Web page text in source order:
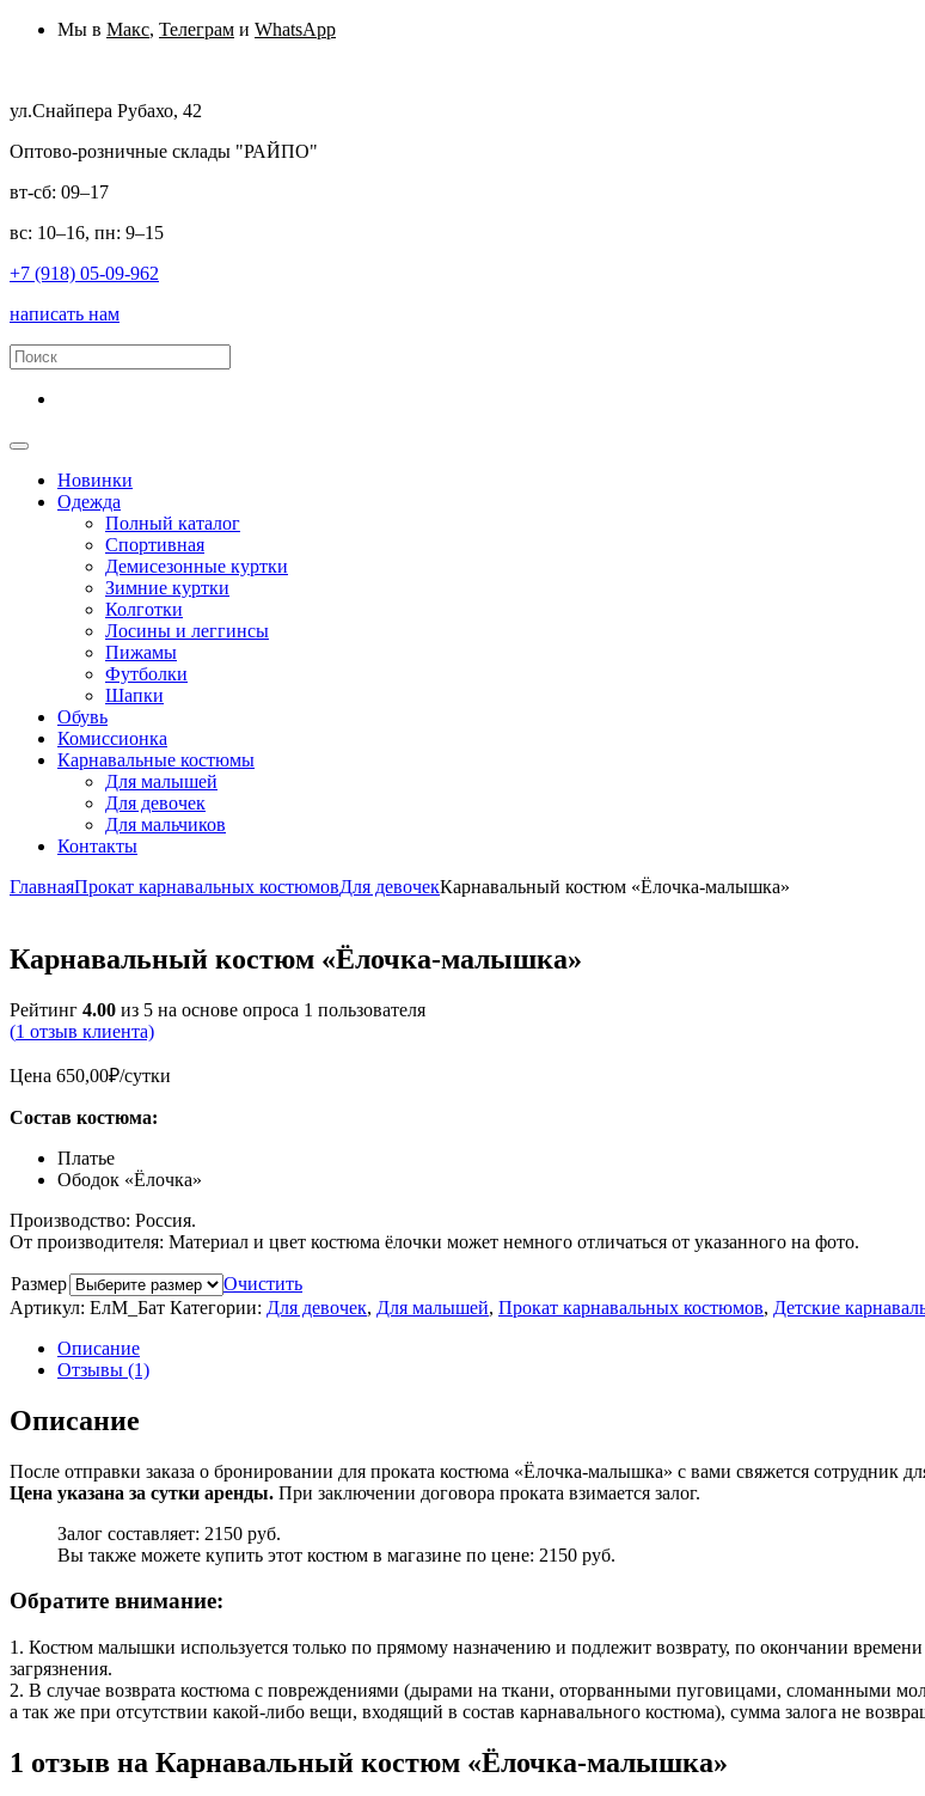
Мы в Макс, Телеграм и WhatsApp
ул.Снайпера Рубахо, 42
Оптово-розничные склады "РАЙПО"
вт-сб: 09–17
вс: 10–16, пн: 9–15
+7 (918) 05-09-962
написать нам
Новинки
Одежда
Полный каталог
Спортивная
Демисезонные куртки
Зимние куртки
Колготки
Лосины и леггинсы
Пижамы
Футболки
Шапки
Обувь
Комиссионка
Карнавальные костюмы
Для малышей
Для девочек
Для мальчиков
Контакты
ГлавнаяПрокат карнавальных костюмовДля девочекКарнавальный костюм «Ёлочка-малышка»
Карнавальный костюм «Ёлочка-малышка»
Рейтинг 4.00 из 5 на основе опроса 1 пользователя
(1 отзыв клиента)
Цена 650,00₽/сутки
Состав костюма:
Платье
Ободок «Ёлочка»
Производство: Россия.
От производителя: Материал и цвет костюма ёлочки может немного отличаться от указанного на фото.
Размер
Очистить
Артикул: ЕлМ_Бат Категории: Для девочек, Для малышей, Прокат карнавальных костюмов, Детские
Описание
Отзывы (1)
Описание
После отправки заказа о бронировании для проката костюма «Ёлочка-малышка» с вами свяжется сотрудник
Цена указана за сутки аренды. При заключении договора проката взимается залог.
Залог составляет: 2150 руб.
Вы также можете купить этот костюм в магазине по цене: 2150 руб.
Обратите внимание:
1. Костюм малышки используется только по прямому назначению и подлежит возврату, по окончании
загрязнения.
2. В случае возврата костюма с повреждениями (дырами на ткани, оторванными пуговицами, сломанными
а так же при отсутствии какой-либо вещи, входящий в состав карнавального костюма), сумма залога не
1 отзыв на Карнавальный костюм «Ёлочка-малышка»